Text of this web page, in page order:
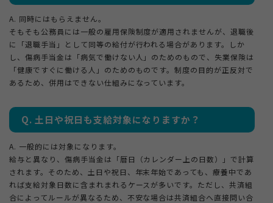
A. 同時にはもらえません。
そもそも公務員には一般の雇用保険制度が適用されませんが、退職後
に「退職手当」として同等の給付が行われる場合があります。しか
し、傷病手当金は「病気で働けない人」のためのもので、失業保険は
「健康ですぐに働ける人」のためのものです。制度の目的が正反対で
あるため、併用はできない仕組みになっています。
Q. 土日や祝日も支給対象になりますか？
A. 一般的には対象になります。
給与と異なり、傷病手当金は「暦日（カレンダー上の日数）」で計算
されます。そのため、土日や祝日、年末年始であっても、療養中であ
れば支給対象日数に含まれまれるケースが多いです。ただし、共済組
合によってルールが異なるため、不安な場合は共済組合へ直接問い合